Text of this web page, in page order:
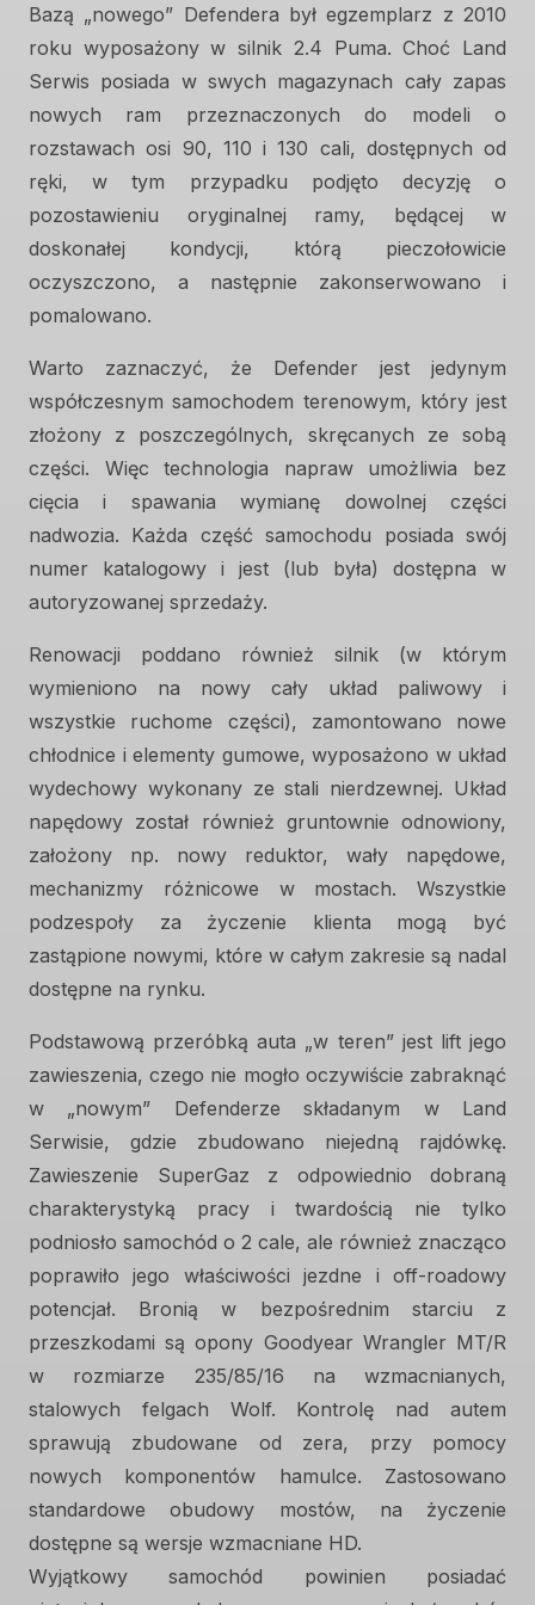
Bazą „nowego” Defendera był egzemplarz z 2010
roku wyposażony w silnik 2.4 Puma. Choć Land
Serwis posiada w swych magazynach cały zapas
nowych ram przeznaczonych do modeli o
rozstawach osi 90, 110 i 130 cali, dostępnych od
ręki, w tym przypadku podjęto decyzję o
pozostawieniu oryginalnej ramy, będącej w
doskonałej kondycji, którą pieczołowicie
oczyszczono, a następnie zakonserwowano i
pomalowano.
Warto zaznaczyć, że Defender jest jedynym
współczesnym samochodem terenowym, który jest
złożony z poszczególnych, skręcanych ze sobą
części. Więc technologia napraw umożliwia bez
cięcia i spawania wymianę dowolnej części
nadwozia. Każda część samochodu posiada swój
numer katalogowy i jest (lub była) dostępna w
autoryzowanej sprzedaży.
Renowacji poddano również silnik (w którym
wymieniono na nowy cały układ paliwowy i
wszystkie ruchome części), zamontowano nowe
chłodnice i elementy gumowe, wyposażono w układ
wydechowy wykonany ze stali nierdzewnej. Układ
napędowy został również gruntownie odnowiony,
założony np. nowy reduktor, wały napędowe,
mechanizmy różnicowe w mostach. Wszystkie
podzespoły za życzenie klienta mogą być
zastąpione nowymi, które w całym zakresie są nadal
dostępne na rynku.
Podstawową przeróbką auta „w teren” jest lift jego
zawieszenia, czego nie mogło oczywiście zabraknąć
w „nowym” Defenderze składanym w Land
Serwisie, gdzie zbudowano niejedną rajdówkę.
Zawieszenie SuperGaz z odpowiednio dobraną
charakterystyką pracy i twardością nie tylko
podniosło samochód o 2 cale, ale również znacząco
poprawiło jego właściwości jezdne i off-roadowy
potencjał. Bronią w bezpośrednim starciu z
przeszkodami są opony Goodyear Wrangler MT/R
w rozmiarze 235/85/16 na wzmacnianych,
stalowych felgach Wolf. Kontrolę nad autem
sprawują zbudowane od zera, przy pomocy
nowych komponentów hamulce. Zastosowano
standardowe obudowy mostów, na życzenie
dostępne są wersje wzmacniane HD.
Wyjątkowy samochód powinien posiadać